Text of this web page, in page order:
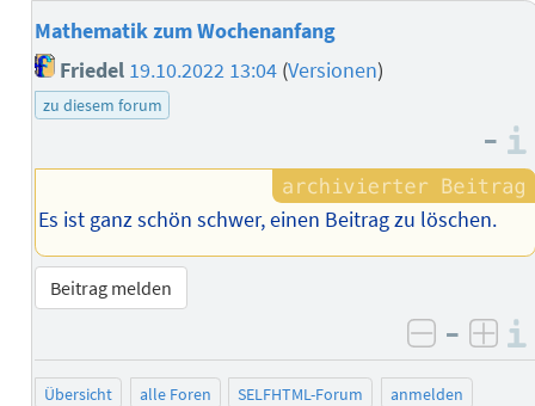
Mathematik zum Wochenanfang
Friedel 19.10.2022 13:04 (Versionen)
zu diesem forum
–
Es ist ganz schön schwer, einen Beitrag zu löschen.
Beitrag melden
negativ
–
Übersicht alle Foren SELFHTML-Forum
anmelden